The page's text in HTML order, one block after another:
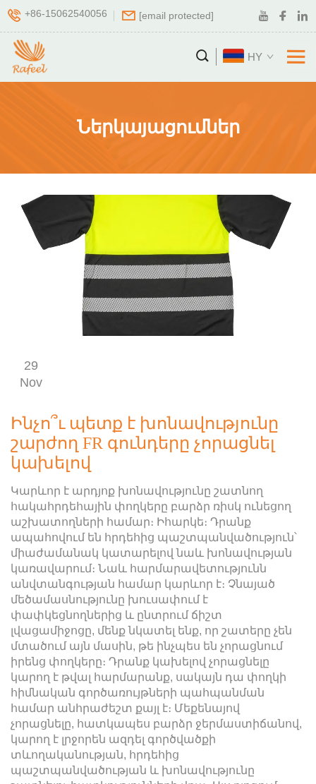
+86-15062540056 [email protected]
HY
Ներկայացումներ
29
Nov
Ինչո՞ւ պետք է խոնավությունը
շարժող FR գունդերը չորացնել
կախելով
Կարևոր է արդյոք խոնավությունը շատնող
հակահրդեհային փողկերը բարձր ռիսկ ունեցող
աշխատողների համար։ Իհարկե։ Դրանք
ապահովում են հրդեհից պաշտպանվածություն՝
միաժամանակ կատարելով նաև խոնավության
կառավարում։ Նաև հարմարավետությունն
անվտանգության համար կարևոր է։ Չնայած
մեծամասնությունը խուսափում է
փափկեցնողներից և ընտրում ճիշտ
լվացամիջոցը, մենք նկատել ենք, որ շատերը չեն
մտածում այն մասին, թե ինչպես են չորացնում
իրենց փողկերը։ Դրանք կախելով չորացնելը
կարող է թվալ հարմարանք, սակայն դա փողկի
հիմնական գործառույթների պահպանման
համար անհրաժեշտ քայլ է։ Մեքենայով
չորացնելը, հատկապես բարձր ջերմաստիճանով,
կարող է լրջորեն ազդել գործվածքի
տևողականության, հրդեհից
պաշտպանվածության և խոնավությունը